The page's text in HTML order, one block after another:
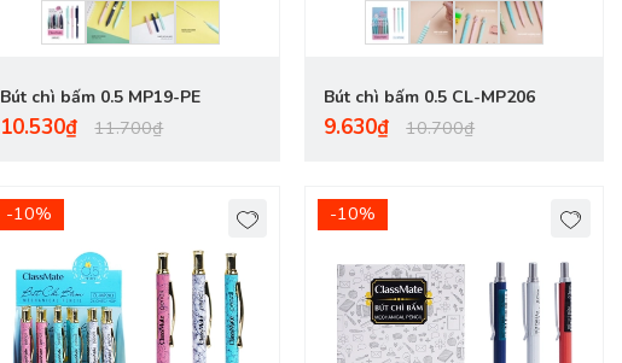
Bút chì bấm 0.5 MP19-PE
10.530₫ 11.700₫
Bút chì bấm 0.5 CL-MP206
9.630₫ 10.700₫
-10% -10%